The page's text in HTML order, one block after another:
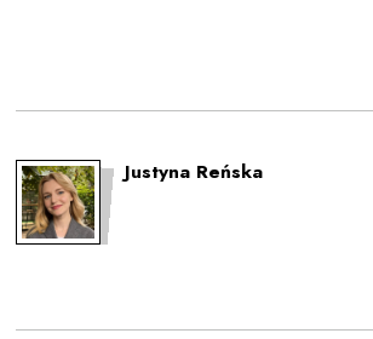
Justyna Reńska